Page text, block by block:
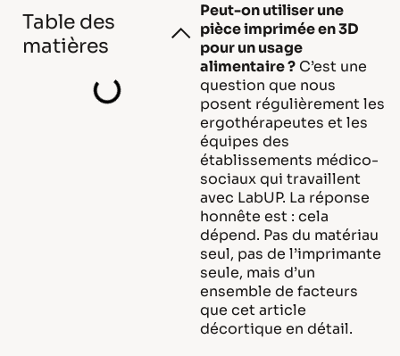
Table des
matières
Peut-on utiliser une
pièce imprimée en 3D
pour un usage
alimentaire ? C’est une
question que nous
posent régulièrement les
ergothérapeutes et les
équipes des
établissements médico-
sociaux qui travaillent
avec LabUP. La réponse
honnête est : cela
dépend. Pas du matériau
seul, pas de l’imprimante
seule, mais d’un
ensemble de facteurs
que cet article
décortique en détail.